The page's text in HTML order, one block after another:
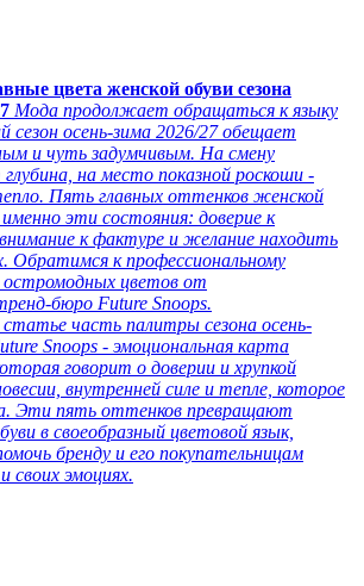
цвета женской обуви сезона
Мода продолжает обращаться к языку
сезон осень-зима 2026/27 обещает
и чуть задумчивым. На смену
на место показной роскоши -
Пять главных оттенков женской
эти состояния: доверие к
к фактуре и желание находить
Обратимся к профессиональному
остромодных цветов от
бюро Future Snoops.
часть палитры сезона осень-
Snoops - эмоциональная карта
говорит о доверии и хрупкой
внутренней силе и тепле, которое
Эти пять оттенков превращают
в своеобразный цветовой язык,
бренду и его покупательницам
своих эмоциях.